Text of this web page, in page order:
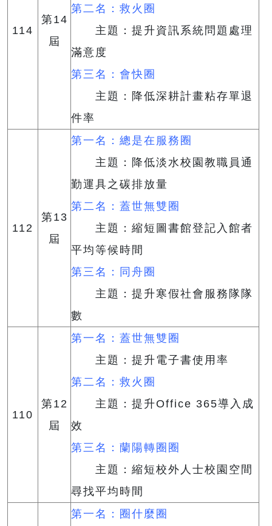
114
第14
屆
第二名：救火圈
主題：提升資訊系統問題處理
滿意度
第三名：會快圈
主題：降低深耕計畫粘存單退
件率
112
第13
屆
第一名：總是在服務圈
主題：降低淡水校園教職員通
勤運具之碳排放量
第二名：蓋世無雙圈
主題：縮短圖書館登記入館者
平均等候時間
第三名：同舟圈
主題：提升寒假社會服務隊隊
數
110
第12
屆
第一名：蓋世無雙圈
主題：提升電子書使用率
第二名：救火圈
主題：提升Office 365導入成
效
第三名：蘭陽轉圈圈
主題：縮短校外人士校園空間
尋找平均時間
第一名：圈什麼圈